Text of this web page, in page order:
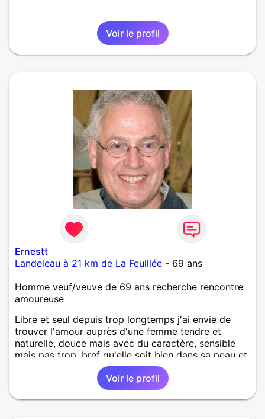
Voir le profil
Ernestt
Landeleau à 21 km de La Feuillée - 69 ans
Homme veuf/veuve de 69 ans recherche rencontre
amoureuse
Libre et seul depuis trop longtemps j'ai envie de
trouver l'amour auprès d'une femme tendre et
naturelle, douce mais avec du caractère, sensible
mais pas trop, bref qu'elle soit bien dans sa peau et
Voir le profil